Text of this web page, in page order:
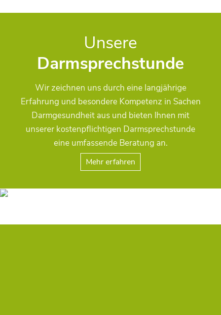
Unsere
Darmsprechstunde
Wir zeichnen uns durch eine langjährige
Erfahrung und besondere Kompetenz in Sachen
Darmgesundheit aus und bieten Ihnen mit
unserer kostenpflichtigen Darmsprechstunde
eine umfassende Beratung an.
Mehr erfahren